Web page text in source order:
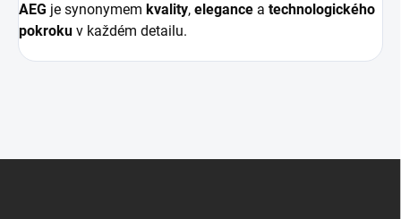
AEG je synonymem kvality, elegance a technologického
pokroku v každém detailu.